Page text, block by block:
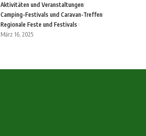
Aktivitäten und Veranstaltungen
Camping-Festivals und Caravan-Treffen
Regionale Feste und Festivals
März 16, 2025